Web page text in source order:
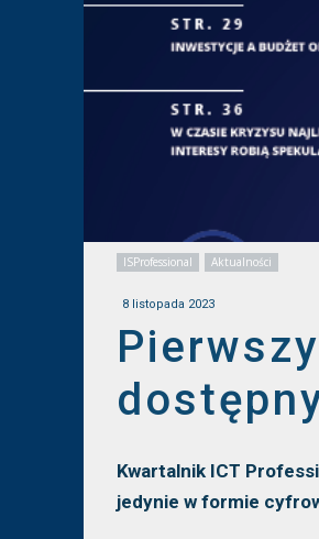
ISProfessional Aktualności
8 listopada 2023
Kwartalnik ICT
jedynie w formie